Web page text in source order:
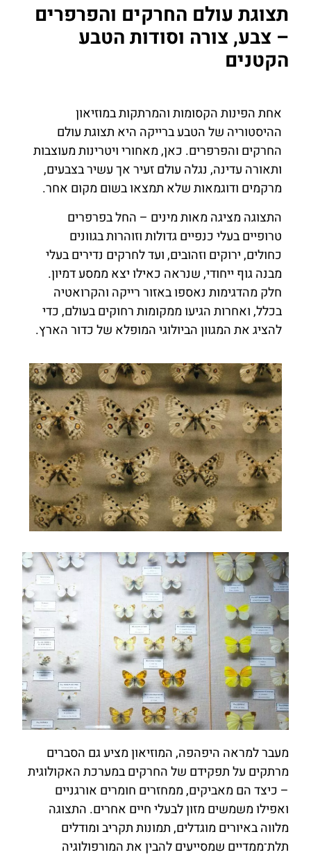
תצוגת עולם החרקים והפרפרים
– צבע, צורה וסודות הטבע
הקטנים
אחת הפינות הקסומות והמרתקות במוזיאון
ההיסטוריה של הטבע ברייקה היא תצוגת עולם
החרקים והפרפרים. כאן, מאחורי ויטרינות מעוצבות
ותאורה עדינה, נגלה עולם זעיר אך עשיר בצבעים,
מרקמים ודוגמאות שלא תמצאו בשום מקום אחר.
התצוגה מציגה מאות מינים – החל בפרפרים
טרופיים בעלי כנפיים גדולות וזוהרות בגוונים
כחולים, ירוקים וזהובים, ועד לחרקים נדירים בעלי
מבנה גוף ייחודי, שנראה כאילו יצא ממסע דמיון.
חלק מהדגימות נאספו באזור רייקה והקרואטיה
בכלל, ואחרות הגיעו ממקומות רחוקים בעולם, כדי
להציג את המגוון הביולוגי המופלא של כדור הארץ.
מעבר למראה היפהפה, המוזיאון מציע גם הסברים
מרתקים על תפקידם של החרקים במערכת האקולוגית
– כיצד הם מאביקים, ממחזרים חומרים אורגניים
ואפילו משמשים מזון לבעלי חיים אחרים. התצוגה
מלווה באיורים מוגדלים, תמונות תקריב ומודלים
תלת־ממדיים שמסייעים להבין את המורפולוגיה